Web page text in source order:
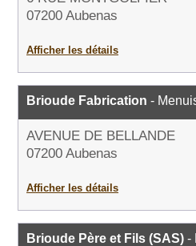
07200 Aubenas
Afficher les détails
Brioude Fabrication -
AVENUE DE BELLANDE
07200 Aubenas
Afficher les détails
Brioude Père et Fils (SAS) -